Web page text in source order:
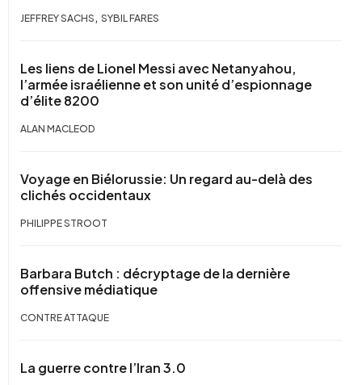
JEFFREY SACHS , SYBIL FARES
Les liens de Lionel Messi avec Netanyahou,
l’armée israélienne et son unité d’espionnage
d’élite 8200
ALAN MACLEOD
Voyage en Biélorussie: Un regard au-delà des
clichés occidentaux
PHILIPPE STROOT
Barbara Butch : décryptage de la dernière
offensive médiatique
CONTRE ATTAQUE
La guerre contre l’Iran 3.0